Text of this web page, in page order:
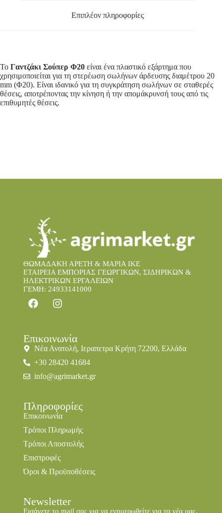
Επιπλέον πληροφορίες
Το Γαντζάκι Σούπερ Φ20 είναι ένα πλαστικό εξάρτημα που
χρησιμοποιείται για τη στερέωση σωλήνων άρδευσης διαμέτρου 20
mm (Φ20). Είναι ιδανικό για τη συγκράτηση σωλήνων σε σταθερές
θέσεις, αποτρέποντας την κίνηση ή την απομάκρυνσή τους από τις
επιθυμητές θέσεις.
ΘΩΜΑΔΑΚΗ ΑΡΕΤΗ & ΜΑΡΙΑ IKE
ΕΤΑΙΡΕΙΑ ΕΜΠΟΡΙΑΣ ΓΕΩΡΓΙΚΩΝ, ΣΙΔΗΡΙΚΩΝ &
ΗΛΕΚΤΡΙΚΩΝ ΕΡΓΑΛΕΙΩΝ
ΓΕΜΗ: 24933141000
Επικοινωνία
Νέα Ανατολή, Ιεραπετρα Κρήτη 72200, Ελλάδα
+30 28420 41684
info@agrimarket.gr
Πληροφορίες
Επικοινωνία
Τρόποι Πληρωμής
Τρόποι Αποστολής
Επιστροφές
Όροι & Προϋποθέσεις
Newsletter
Εισάγετε το mail σας για να ενημερωθείτε για τα νέα μας.